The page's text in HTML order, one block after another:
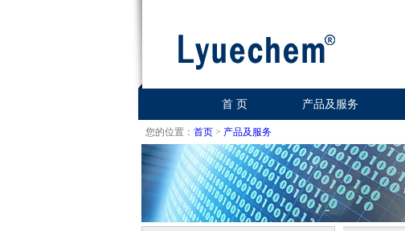
首 页 产品及服务
您的位置： 首页 > 产品及服务